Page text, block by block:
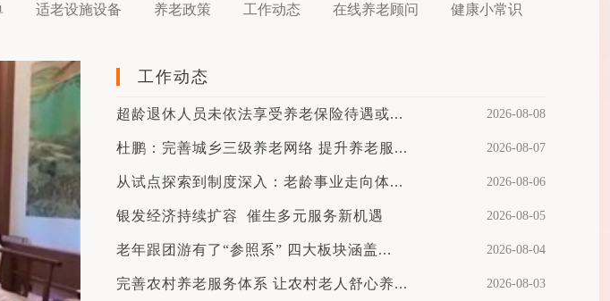
适老设施设备 养老政策 工作动态 在线养老顾问 健康小常识
工作动态
超龄退休人员未依法享受养老保险待遇或... 2026-08-08
杜鹏：完善城乡三级养老网络 提升养老服... 2026-08-07
从试点探索到制度深入：老龄事业走向体... 2026-08-06
银发经济持续扩容 催生多元服务新机遇 2026-08-05
老年跟团游有了“参照系” 四大板块涵盖... 2026-08-04
完善农村养老服务体系 让农村老人舒心养... 2026-08-03